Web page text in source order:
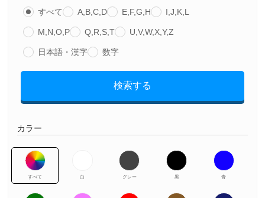
すべて A,B,C,D E,F,G,H I,J,K,L
M,N,O,P Q,R,S,T U,V,W,X,Y,Z
日本語・漢字 数字
検索する
カラー
すべて 白 グレー 黒 青